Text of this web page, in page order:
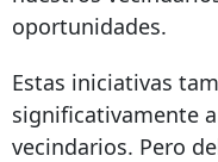
oportunidades.
Estas iniciativas
significativamente
vecindarios. Pero